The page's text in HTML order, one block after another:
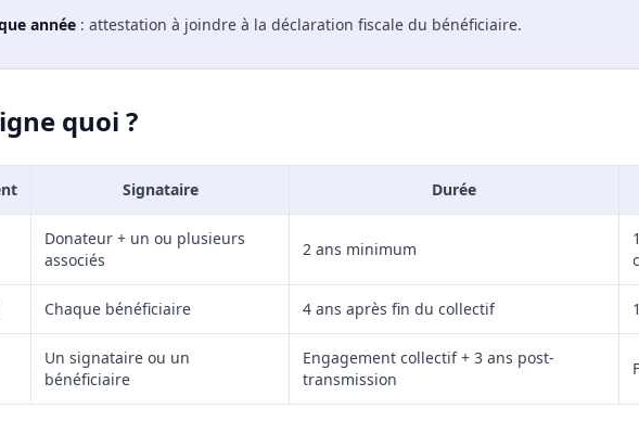
année : attestation à joindre à la déclaration fiscale du bénéficiaire.
quoi ?
Signataire Durée
Donateur + un ou plusieurs
associés
2 ans minimum
Chaque bénéficiaire 4 ans après fin du collectif
Un signataire ou un
bénéficiaire
Engagement collectif + 3 ans post-
transmission